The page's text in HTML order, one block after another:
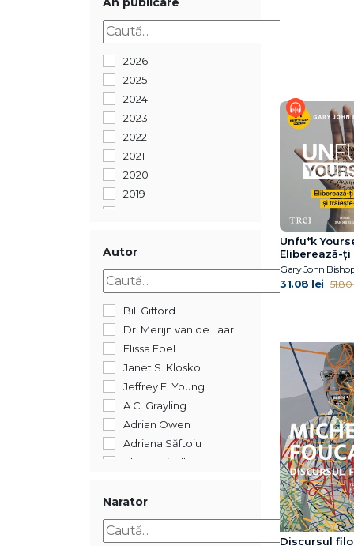
2026
2025
2024
2023
2022
2021
2020
2019
2016
2015
2014
2012
2011
2005
352
Autor
Bill Gifford
Dr. Merijn van de Laar
Elissa Epel
Janet S. Klosko
Jeffrey E. Young
A.C. Grayling
Adrian Owen
Adriana Săftoiu
Ahron Friedberg
Alexandre Jollien
Alin Leș
Alina Epure
Narator
Unfu*k
Eliberează-ți
trăiește-ți
Gary John
31.08 lei 51.80
Discursul